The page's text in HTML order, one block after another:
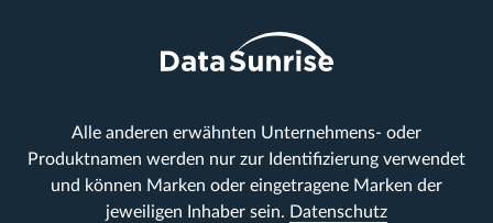
Alle anderen erwähnten Unternehmens- oder
Produktnamen werden nur zur Identifizierung verwendet
und können Marken oder eingetragene Marken der
jeweiligen Inhaber sein. Datenschutz